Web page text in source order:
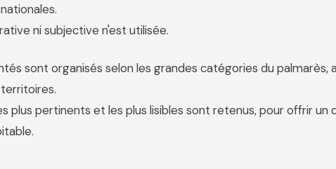
ni subjective n'est utilisée.
sont organisés selon les grandes catégories du
plus pertinents et les plus lisibles sont retenus, pour offrir un